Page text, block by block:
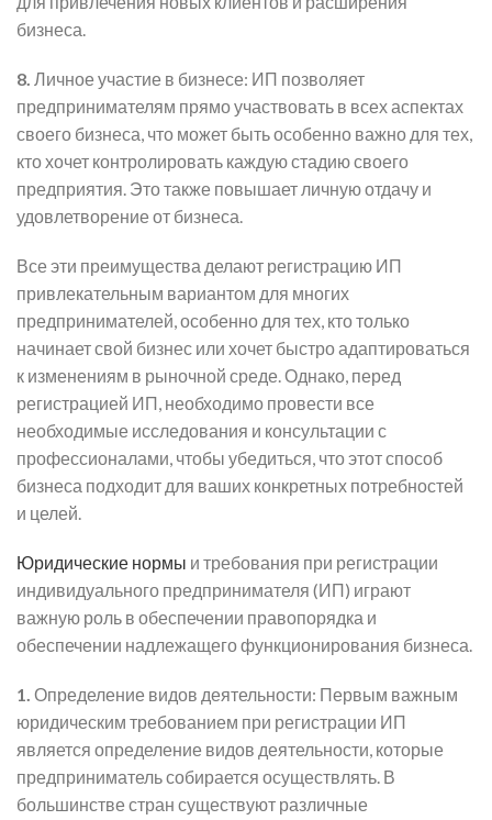
бизнеса.
8. Личное участие в бизнесе: ИП позволяет
предпринимателям прямо участвовать в всех аспектах
своего бизнеса, что может быть особенно важно для тех,
кто хочет контролировать каждую стадию своего
предприятия. Это также повышает личную отдачу и
удовлетворение от бизнеса.
Все эти преимущества делают регистрацию ИП
привлекательным вариантом для многих
предпринимателей, особенно для тех, кто только
начинает свой бизнес или хочет быстро адаптироваться
к изменениям в рыночной среде. Однако, перед
регистрацией ИП, необходимо провести все
необходимые исследования и консультации с
профессионалами, чтобы убедиться, что этот способ
бизнеса подходит для ваших конкретных потребностей
и целей.
Юридические нормы и требования при регистрации
индивидуального предпринимателя (ИП) играют
важную роль в обеспечении правопорядка и
обеспечении надлежащего функционирования бизнеса.
1. Определение видов деятельности: Первым важным
юридическим требованием при регистрации ИП
является определение видов деятельности, которые
предприниматель собирается осуществлять. В
большинстве стран существуют различные